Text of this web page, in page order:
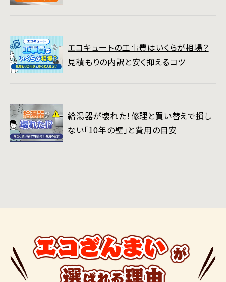
エコキュートの工事費はいくらが相場？
見積もりの内訳と安く抑えるコツ
給湯器が壊れた！修理と買い替えで損し
ない「10年の壁」と費用の目安